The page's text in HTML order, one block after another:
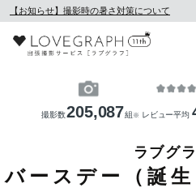
【お知らせ】撮影時の暑さ対策について
撮影数205,087組 ※ レビュー平均
ラブグ
バースデー（誕